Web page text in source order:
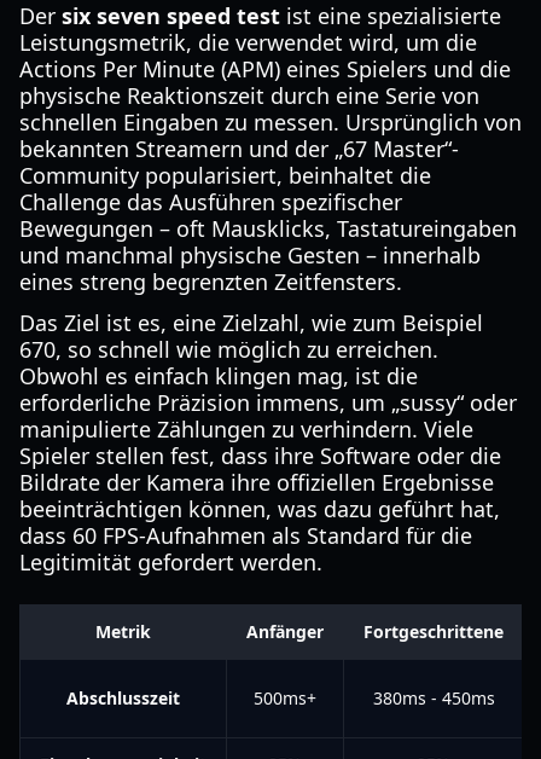
Der six seven speed test ist eine spezialisierte
Leistungsmetrik, die verwendet wird, um die
Actions Per Minute (APM) eines Spielers und die
physische Reaktionszeit durch eine Serie von
schnellen Eingaben zu messen. Ursprünglich von
bekannten Streamern und der „67 Master“-
Community popularisiert, beinhaltet die
Challenge das Ausführen spezifischer
Bewegungen – oft Mausklicks, Tastatureingaben
und manchmal physische Gesten – innerhalb
eines streng begrenzten Zeitfensters.
Das Ziel ist es, eine Zielzahl, wie zum Beispiel
670, so schnell wie möglich zu erreichen.
Obwohl es einfach klingen mag, ist die
erforderliche Präzision immens, um „sussy“ oder
manipulierte Zählungen zu verhindern. Viele
Spieler stellen fest, dass ihre Software oder die
Bildrate der Kamera ihre offiziellen Ergebnisse
beeinträchtigen können, was dazu geführt hat,
dass 60 FPS-Aufnahmen als Standard für die
Legitimität gefordert werden.
Metrik Anfänger Fortgeschrittene
Abschlusszeit 500ms+ 380ms - 450ms